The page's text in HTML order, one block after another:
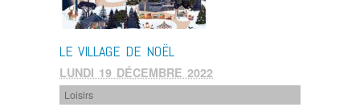
LE VILLAGE DE NOËL
LUNDI 19 DÉCEMBRE 2022
Loisirs